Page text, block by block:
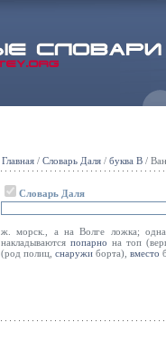
Главная / Словарь Даля / буква В /
Словарь Даля
ж. морск., а на Волге ложка;
накладываются попарно на топ
(род полиц, снаружи борта), вместо